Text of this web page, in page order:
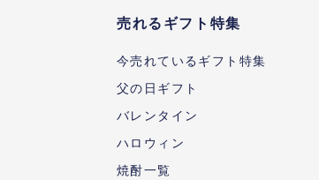
売れるギフト特集
今売れているギフト特集
父の日ギフト
バレンタイン
ハロウィン
焼酎一覧